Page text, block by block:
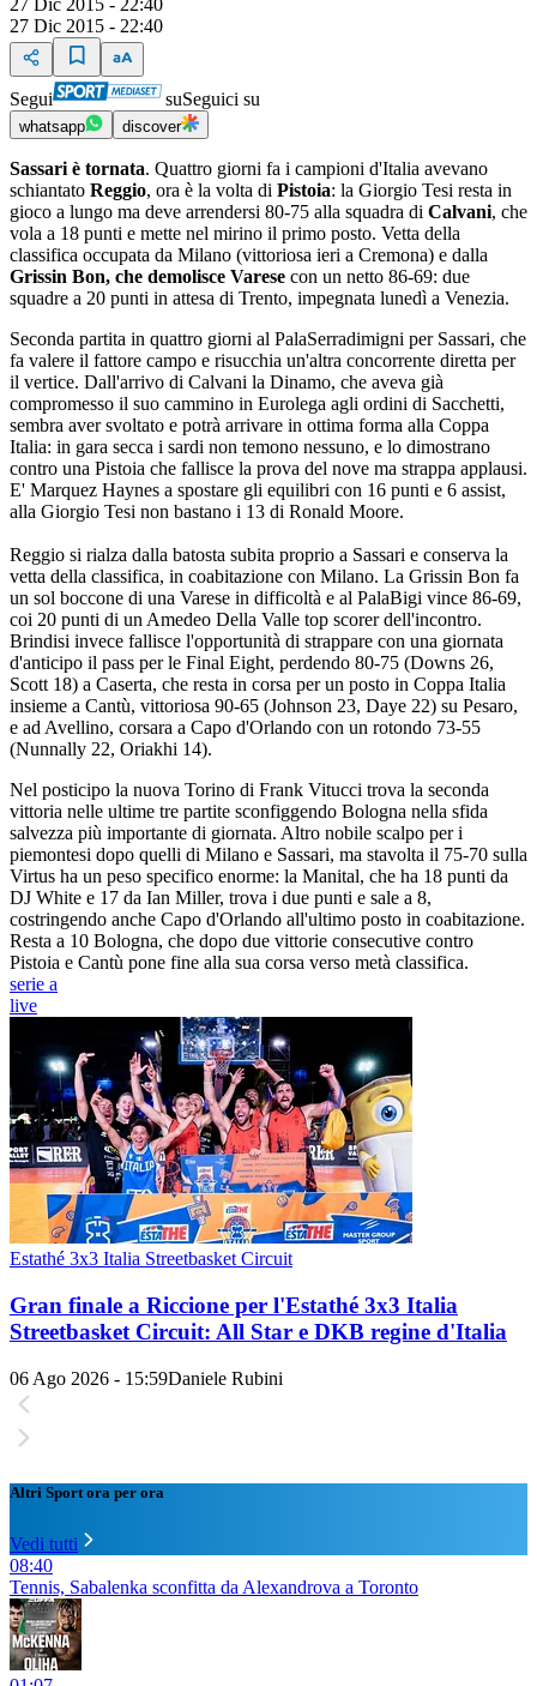
27 Dic 2015 - 22:40
27 Dic 2015 - 22:40
Segui suSeguici su
whatsapp discover
Sassari è tornata. Quattro giorni fa i campioni d'Italia avevano
schiantato Reggio, ora è la volta di Pistoia: la Giorgio Tesi resta in
gioco a lungo ma deve arrendersi 80-75 alla squadra di Calvani, che
vola a 18 punti e mette nel mirino il primo posto. Vetta della
classifica occupata da Milano (vittoriosa ieri a Cremona) e dalla
Grissin Bon, che demolisce Varese con un netto 86-69: due
squadre a 20 punti in attesa di Trento, impegnata lunedì a Venezia.
Seconda partita in quattro giorni al PalaSerradimigni per Sassari, che
fa valere il fattore campo e risucchia un'altra concorrente diretta per
il vertice. Dall'arrivo di Calvani la Dinamo, che aveva già
compromesso il suo cammino in Eurolega agli ordini di Sacchetti,
sembra aver svoltato e potrà arrivare in ottima forma alla Coppa
Italia: in gara secca i sardi non temono nessuno, e lo dimostrano
contro una Pistoia che fallisce la prova del nove ma strappa applausi.
E' Marquez Haynes a spostare gli equilibri con 16 punti e 6 assist,
alla Giorgio Tesi non bastano i 13 di Ronald Moore.
Reggio si rialza dalla batosta subita proprio a Sassari e conserva la
vetta della classifica, in coabitazione con Milano. La Grissin Bon fa
un sol boccone di una Varese in difficoltà e al PalaBigi vince 86-69,
coi 20 punti di un Amedeo Della Valle top scorer dell'incontro.
Brindisi invece fallisce l'opportunità di strappare con una giornata
d'anticipo il pass per le Final Eight, perdendo 80-75 (Downs 26,
Scott 18) a Caserta, che resta in corsa per un posto in Coppa Italia
insieme a Cantù, vittoriosa 90-65 (Johnson 23, Daye 22) su Pesaro,
e ad Avellino, corsara a Capo d'Orlando con un rotondo 73-55
(Nunnally 22, Oriakhi 14).
Nel posticipo la nuova Torino di Frank Vitucci trova la seconda
vittoria nelle ultime tre partite sconfiggendo Bologna nella sfida
salvezza più importante di giornata. Altro nobile scalpo per i
piemontesi dopo quelli di Milano e Sassari, ma stavolta il 75-70 sulla
Virtus ha un peso specifico enorme: la Manital, che ha 18 punti da
DJ White e 17 da Ian Miller, trova i due punti e sale a 8,
costringendo anche Capo d'Orlando all'ultimo posto in coabitazione.
Resta a 10 Bologna, che dopo due vittorie consecutive contro
Pistoia e Cantù pone fine alla sua corsa verso metà classifica.
serie a
live
Estathé 3x3 Italia Streetbasket Circuit
Gran finale a Riccione per l'Estathé 3x3 Italia
Streetbasket Circuit: All Star e DKB regine d'Italia
06 Ago 2026 - 15:59Daniele Rubini
Altri Sport ora per ora
Vedi tutti
08:40
Tennis, Sabalenka sconfitta da Alexandrova a Toronto